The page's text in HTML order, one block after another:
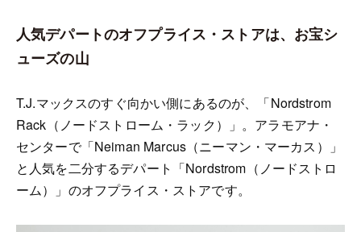
人気デパートのオフプライス・ストアは、お宝シ
ューズの山
T.J.マックスのすぐ向かい側にあるのが、「Nordstrom
Rack（ノードストローム・ラック）」。アラモアナ・
センターで「Neiman Marcus（ニーマン・マーカス）」
と人気を二分するデパート「Nordstrom（ノードストロ
ーム）」のオフプライス・ストアです。